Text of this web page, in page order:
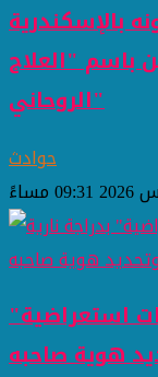
بالإسكندرية
باسم "العلاج
الروحاني"
حوادث
استعراضية"
هوية صاحبه